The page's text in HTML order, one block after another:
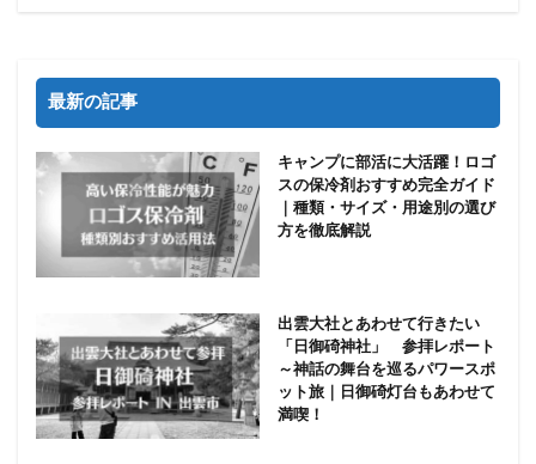
最新の記事
キャンプに部活に大活躍！ロゴ
スの保冷剤おすすめ完全ガイド
｜種類・サイズ・用途別の選び
方を徹底解説
出雲大社とあわせて行きたい
「日御碕神社」 参拝レポート
～神話の舞台を巡るパワースポ
ット旅｜日御碕灯台もあわせて
満喫！